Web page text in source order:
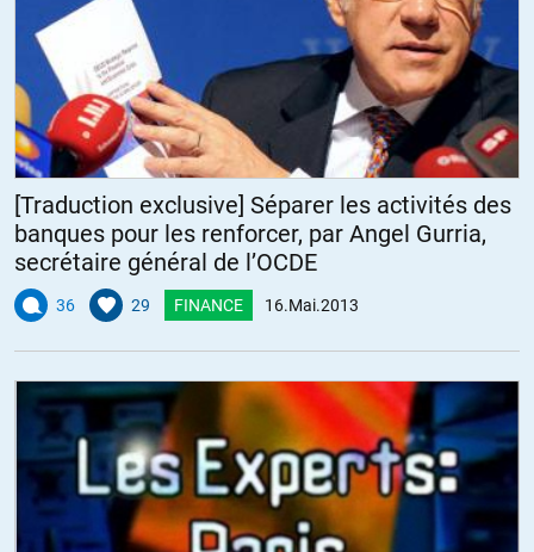
[Traduction exclusive] Séparer les activités des
banques pour les renforcer, par Angel Gurria,
secrétaire général de l’OCDE
36 29 FINANCE 16.Mai.2013